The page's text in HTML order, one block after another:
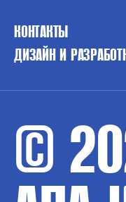
КОНТАКТЫ
ДИЗАЙН И
©